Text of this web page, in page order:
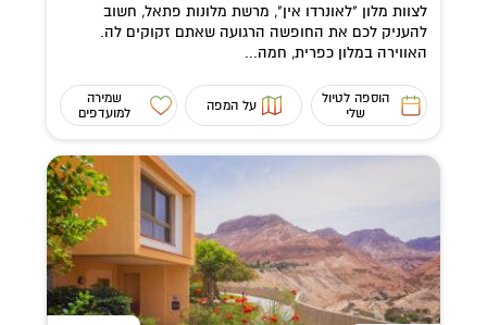
לצוות מלון "לאונרדו אין", מרשת מלונות פתאל, חשוב
להעניק לכם את החופשה הרגועה שאתם זקוקים לה.
האווירה במלון כפרית, חמה...
הוספה לטיול
שלי
על המפה
שמירה
למועדפים